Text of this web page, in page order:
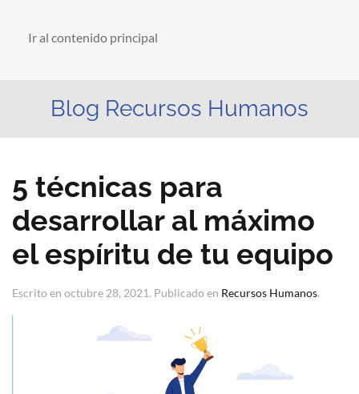
Ir al contenido principal
Blog Recursos Humanos
5 técnicas para
desarrollar al máximo
el espíritu de tu equipo
Escrito en octubre 28, 2021. Publicado en Recursos Humanos.